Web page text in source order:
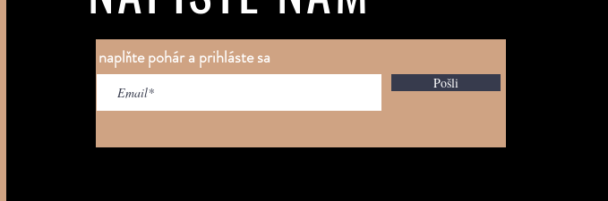
naplňte pohár a prihláste sa
Pošli